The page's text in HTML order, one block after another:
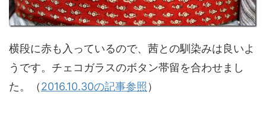
横段に赤も入っているので、茜との馴染みは良いよ
うです。チェコガラスのボタン帯留を合わせまし
た。（2016.10.30の記事参照 ）